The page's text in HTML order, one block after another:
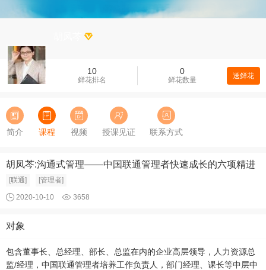
10
鲜花排名
0
鲜花数量 送鲜花
简介 课程 视频 授课见证 联系方式
胡凤芩:沟通式管理——中国联通管理者快速成长的六项精进
[联通] [管理者]
2020-10-10 3658
对象
包含董事长、总经理、部长、总监在内的企业高层领导，人力资源总
监/经理，中国联通管理者培养工作负责人，部门经理、课长等中层中